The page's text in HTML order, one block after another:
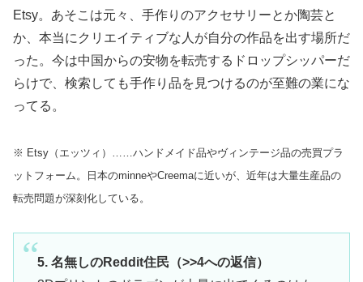
Etsy。あそこは元々、手作りのアクセサリーとか陶芸と
か、本当にクリエイティブな人が自分の作品を出す場所だ
った。今は中国からの安物を転売するドロップシッパーだ
らけで、検索しても手作り品を見つけるのが至難の業にな
ってる。
※ Etsy（エッツィ）……ハンドメイド品やヴィンテージ品の売買プラ
ットフォーム。日本のminneやCreemaに近いが、近年は大量生産品の
転売問題が深刻化している。
5. 名無しのReddit住民（>>4への返信）